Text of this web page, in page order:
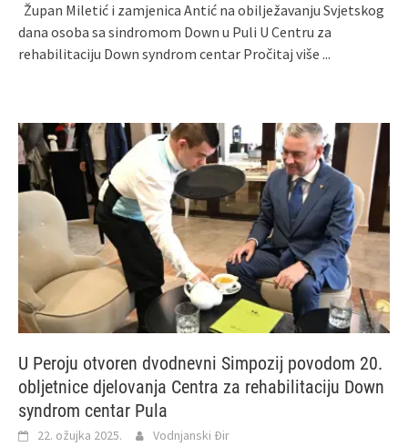
Župan Miletić i zamjenica Antić na obilježavanju Svjetskog
dana osoba sa sindromom Down u Puli U Centru za
rehabilitaciju Down syndrom centar Pročitaj više ...
U Peroju otvoren dvodnevni Simpozij povodom 20.
obljetnice djelovanja Centra za rehabilitaciju Down
syndrom centar Pula
22. ožujka 2025. Vodnjanski Đir